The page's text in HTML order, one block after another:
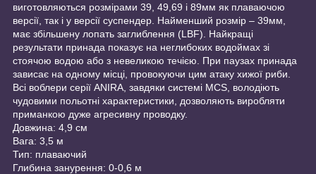
виготовляються розмірами 39, 49,69 і 89мм як плаваючою
версії, так і у версії суспендер. Найменший розмір – 39мм,
має збільшену лопать заглиблення (LBF). Найкращі
результати принада показує на неглибоких водоймах зі
стоячою водою або з невеликою течією. При паузах принада
зависає на одному місці, провокуючи цим атаку хижої риби.
Всі воблери серії ANIRA, завдяки системі MCS, володіють
чудовими польотні характеристики, дозволяють виробляти
приманкою дуже агресивну проводку.
Довжина: 4,9 см
Вага: 3,5 м
Тип: плаваючий
Глибина занурення: 0-0,6 м